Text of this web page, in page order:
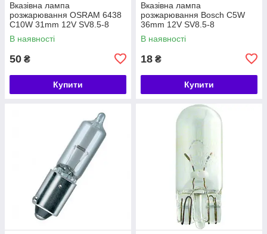
Вказівна лампа
розжарювання OSRAM 6438
C10W 31mm 12V SV8.5-8
5X10FS
В наявності
50 ₴
Купити
Вказівна лампа
розжарювання Bosch C5W
36mm 12V SV8.5-8
(1987302211)
В наявності
18 ₴
Купити